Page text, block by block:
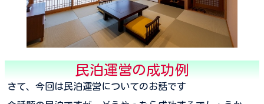
民泊運営の成功例
さて、今回は民泊運営についてのお話です